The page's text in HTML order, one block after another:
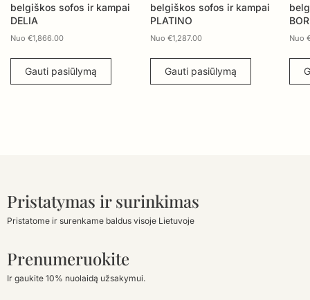
belgiškos sofos ir kampai
PLATINO
Nuo €1,287.00
Gauti pasiūlymą
belgiškos sofos ir kampai
BORRA
Nuo €1,769.00
Gauti pasiūlymą
Pristatymas ir surinkimas
Pristatome ir surenkame baldus visoje Lietuvoje
Prenumeruokite
Ir gaukite 10% nuolaidą užsakymui.